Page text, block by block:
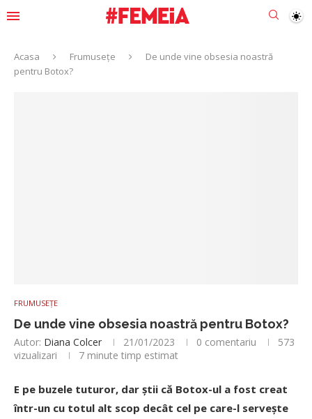
Acasa Frumusețe
De unde vine obsesia noastră
pentru Botox?
FRUMUSEȚE
De unde vine obsesia noastră pentru Botox?
Autor: Diana Colcer 21/01/2023 0 comentariu
573
vizualizari
7 minute timp estimat
E pe buzele tuturor, dar știi că Botox-ul a fost creat
într-un cu totul alt scop decât cel pe care-l servește